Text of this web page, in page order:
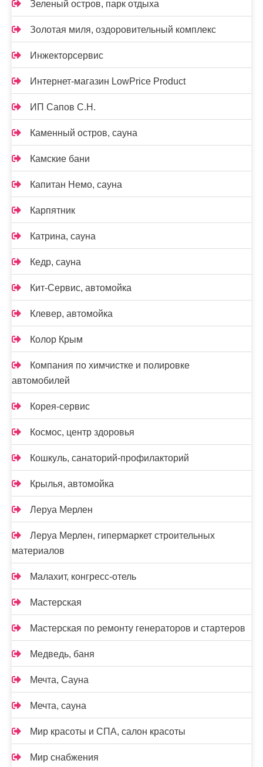
Зеленый остров, парк отдыха
Золотая миля, оздоровительный комплекс
Инжекторсервис
Интернет-магазин LowPrice Product
ИП Сапов С.Н.
Каменный остров, сауна
Камские бани
Капитан Немо, сауна
Карпятник
Катрина, сауна
Кедр, сауна
Кит-Сервис, автомойка
Клевер, автомойка
Колор Крым
Компания по химчистке и полировке
автомобилей
Корея-сервис
Космос, центр здоровья
Кошкуль, санаторий-профилакторий
Крылья, автомойка
Леруа Мерлен
Леруа Мерлен, гипермаркет строительных
материалов
Малахит, конгресс-отель
Мастерская
Мастерская по ремонту генераторов и стартеров
Медведь, баня
Мечта, Сауна
Мечта, сауна
Мир красоты и СПА, салон красоты
Мир снабжения